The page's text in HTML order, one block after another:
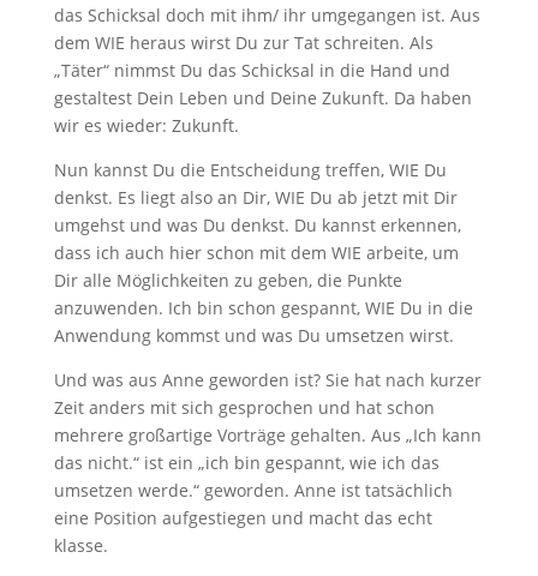
das Schicksal doch mit ihm/ ihr umgegangen ist. Aus
dem WIE heraus wirst Du zur Tat schreiten. Als
„Täter“ nimmst Du das Schicksal in die Hand und
gestaltest Dein Leben und Deine Zukunft. Da haben
wir es wieder: Zukunft.
Nun kannst Du die Entscheidung treffen, WIE Du
denkst. Es liegt also an Dir, WIE Du ab jetzt mit Dir
umgehst und was Du denkst. Du kannst erkennen,
dass ich auch hier schon mit dem WIE arbeite, um
Dir alle Möglichkeiten zu geben, die Punkte
anzuwenden. Ich bin schon gespannt, WIE Du in die
Anwendung kommst und was Du umsetzen wirst.
Und was aus Anne geworden ist? Sie hat nach kurzer
Zeit anders mit sich gesprochen und hat schon
mehrere großartige Vorträge gehalten. Aus „Ich kann
das nicht.“ ist ein „ich bin gespannt, wie ich das
umsetzen werde.“ geworden. Anne ist tatsächlich
eine Position aufgestiegen und macht das echt
klasse.